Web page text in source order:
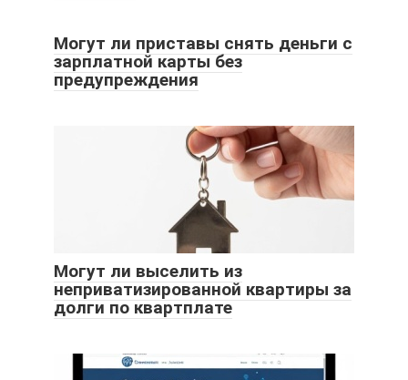
Могут ли приставы снять деньги с
зарплатной карты без
предупреждения
Могут ли выселить из
неприватизированной квартиры за
долги по квартплате